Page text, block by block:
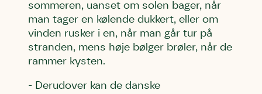
sommeren, uanset om solen bager, når
man tager en kølende dukkert, eller om
vinden rusker i en, når man går tur på
stranden, mens høje bølger brøler, når de
rammer kysten.
- Derudover kan de danske